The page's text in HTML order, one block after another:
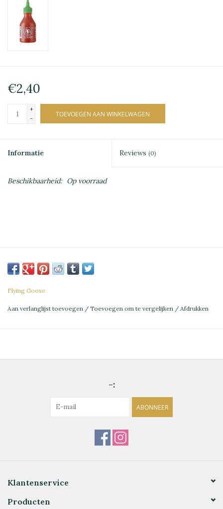
€2,40
+
-
TOEVOEGEN AAN WINKELWAGEN
Informatie Reviews (0)
Beschikbaarheid: Op voorraad
Flying Goose
Aan verlanglijst toevoegen / Toevoegen om te vergelijken / Afdrukken
-:
ABONNEER
Klantenservice
Producten